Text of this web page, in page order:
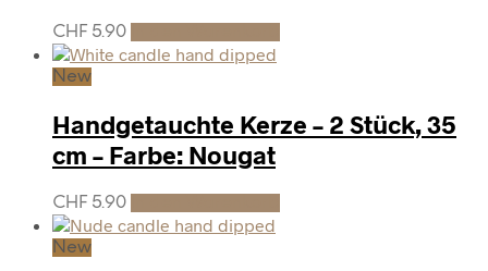
CHF 5.90
New
Handgetauchte Kerze – 2 Stück, 35
cm – Farbe: Nougat
CHF 5.90
New